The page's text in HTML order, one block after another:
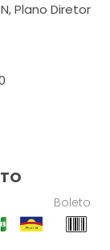
Plano Diretor
Boleto